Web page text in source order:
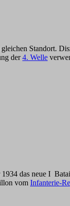
gleichen Standort.
der4. Welle
1934 das neue I
vom Infanterie-